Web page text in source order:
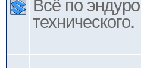
Всё по
технического.